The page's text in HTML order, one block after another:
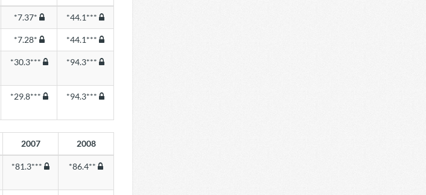
*7.37* *44.1***
*7.28* *44.1***
*30.3*** *94.3***
*29.8*** *94.3***
2007 2008
*81.3*** *86.4**